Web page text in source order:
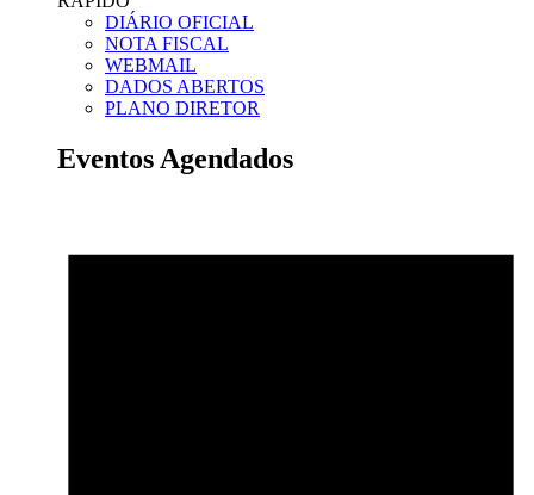
DIÁRIO OFICIAL
NOTA FISCAL
WEBMAIL
DADOS ABERTOS
PLANO DIRETOR
Eventos Agendados